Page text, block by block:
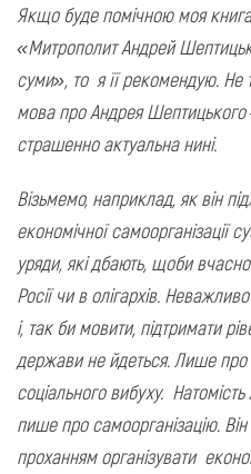
Якщо буде помічною моя
«Митрополит Андрей
суми», то я її рекомендую.
мова про Андрея Шептицького
страшенно актуальна нині.
Візьмемо, наприклад, як він
економічної самоорганізації
уряди, які дбають, щоби
Росії чи в олігархів.
і, так би мовити, підтримати
держави не йдеться. Лише про
соціального вибуху.
пише про самоорганізацію.
проханням організувати